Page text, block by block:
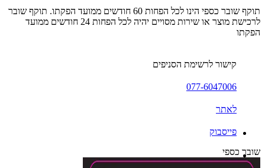
תוקף שובר כספי הינו לכל הפחות 60 חודשים ממועד הפקתו. תוקף שובר
לרכישת מוצר או שירות מסויים יהיה לכל הפחות 24 חודשים ממועד
הפקתו
קישור לרשימת הסניפים
077-6047006
לאתר
פייסבוק
שובר כספי